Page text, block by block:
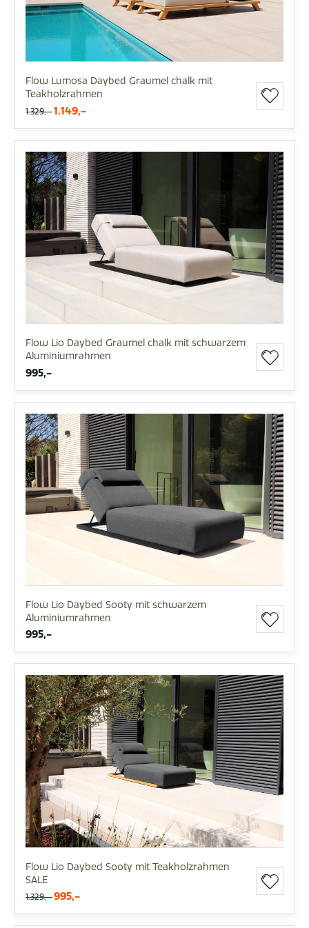
Flow Lumosa Daybed Graumel chalk mit
Teakholzrahmen
1.329,- 1.149,-
Flow Lio Daybed Graumel chalk mit schwarzem
Aluminiumrahmen
995,-
Flow Lio Daybed Sooty mit schwarzem
Aluminiumrahmen
995,-
Flow Lio Daybed Sooty mit Teakholzrahmen
SALE
1.329,- 995,-